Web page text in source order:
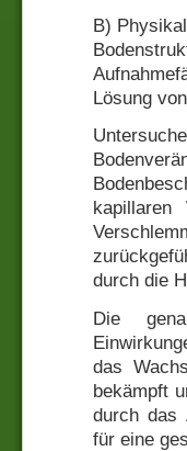
B)
Lösung
kapillaren
durch die
Die
das
bekämpft
durch das
für eine